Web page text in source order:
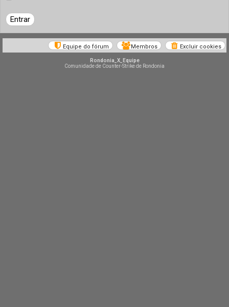
Excluir cookies
Membros
Equipe do fórum
Rondonia_X_Equipe
Comunidade de Counter-Strike de Rondonia